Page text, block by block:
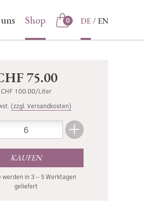
Shop
0
Shop DE EN
75.00
CHF 100.00/Liter
(zzgl. Versandkosten)
+Mehr
KAUFEN
werden in 3 – 5 Werktagen
geliefert